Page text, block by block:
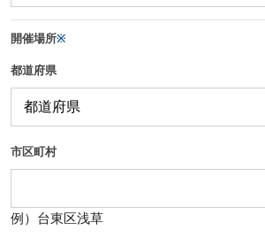
開催場所※
都道府県
市区町村
例）台東区浅草